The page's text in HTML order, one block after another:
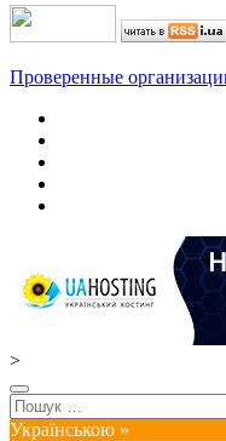
Проверенные
>
Пошук:
Українською »